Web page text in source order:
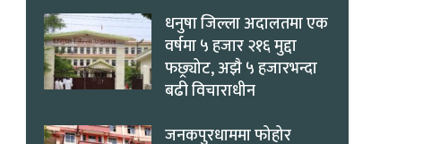
धनुषा जिल्ला अदालतमा एक
वर्षमा ५ हजार २१६ मुद्दा
फछ्र्योट, अझै ५ हजारभन्दा
बढी विचाराधीन
जनकपुरधाममा फोहोर